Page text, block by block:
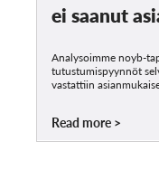
ei saanut
Analysoimme noyb-
tutustumispyynnöt
vastattiin
Read more